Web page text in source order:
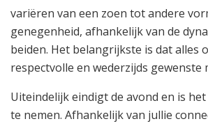
variëren van een zoen tot andere
genegenheid, afhankelijk van de
beiden. Het belangrijkste is dat alles
respectvolle en wederzijds gewenste
Uiteindelijk eindigt de avond en is
te nemen. Afhankelijk van jullie